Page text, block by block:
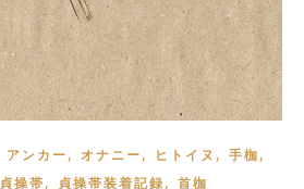
アンカー, オナニー, ヒトイヌ , 手枷,
貞操帯, 貞操帯装着記録, 首枷